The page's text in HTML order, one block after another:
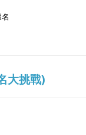
大挑戰)